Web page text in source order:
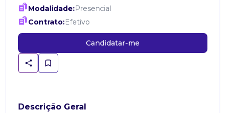
Modalidade:Presencial
Contrato:Efetivo
Candidatar-me
Descrição Geral